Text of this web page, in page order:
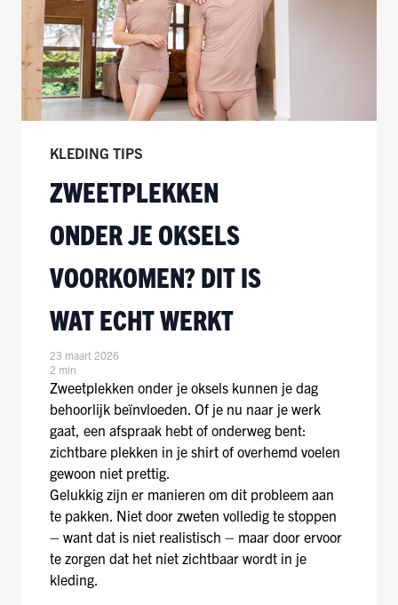
KLEDING TIPS
ZWEETPLEKKEN
ONDER JE OKSELS
VOORKOMEN? DIT IS
WAT ECHT WERKT
23 maart 2026
2 min
Zweetplekken onder je oksels kunnen je dag
behoorlijk beïnvloeden. Of je nu naar je werk
gaat, een afspraak hebt of onderweg bent:
zichtbare plekken in je shirt of overhemd voelen
gewoon niet prettig.
Gelukkig zijn er manieren om dit probleem aan
te pakken. Niet door zweten volledig te stoppen
– want dat is niet realistisch – maar door ervoor
te zorgen dat het niet zichtbaar wordt in je
kleding.